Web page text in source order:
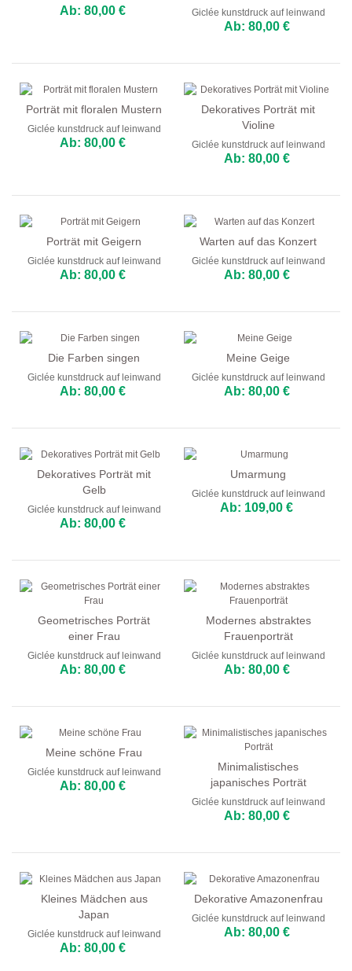
Ab: 80,00 € Giclée kunstdruck auf leinwand
Ab: 80,00 €
Porträt mit floralen Mustern
Giclée kunstdruck auf leinwand
Ab: 80,00 €
Dekoratives Porträt mit
Violine
Giclée kunstdruck auf leinwand
Ab: 80,00 €
Porträt mit Geigern
Giclée kunstdruck auf leinwand
Ab: 80,00 €
Warten auf das Konzert
Giclée kunstdruck auf leinwand
Ab: 80,00 €
Die Farben singen
Giclée kunstdruck auf leinwand
Ab: 80,00 €
Meine Geige
Giclée kunstdruck auf leinwand
Ab: 80,00 €
Dekoratives Porträt mit
Gelb
Giclée kunstdruck auf leinwand
Ab: 80,00 €
Umarmung
Giclée kunstdruck auf leinwand
Ab: 109,00 €
Geometrisches Porträt
einer Frau
Giclée kunstdruck auf leinwand
Ab: 80,00 €
Modernes abstraktes
Frauenporträt
Giclée kunstdruck auf leinwand
Ab: 80,00 €
Meine schöne Frau
Giclée kunstdruck auf leinwand
Ab: 80,00 €
Minimalistisches
japanisches Porträt
Giclée kunstdruck auf leinwand
Ab: 80,00 €
Kleines Mädchen aus
Japan
Giclée kunstdruck auf leinwand
Ab: 80,00 €
Dekorative Amazonenfrau
Giclée kunstdruck auf leinwand
Ab: 80,00 €